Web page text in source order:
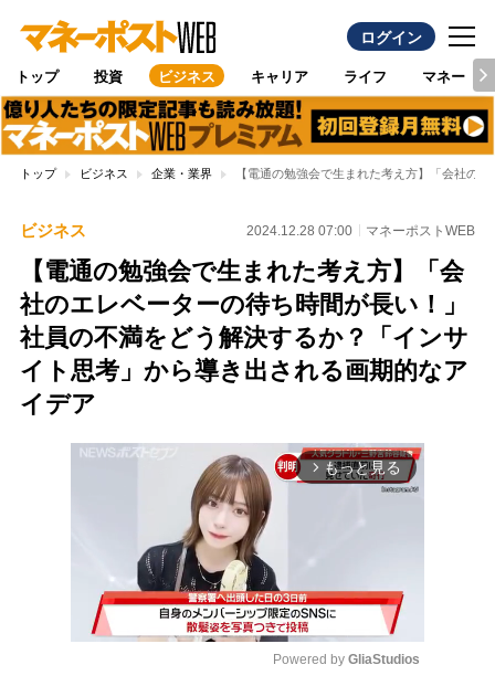
ログイン
トップ 投資 ビジネス キャリア ライフ マネー
トップ ビジネス 企業・業界 【電通の勉強会で生まれた考え方】「会社の
ビジネス 2024.12.28 07:00 マネーポストWEB
【電通の勉強会で生まれた考え方】「会
社のエレベーターの待ち時間が長い！」
社員の不満をどう解決するか？「インサ
イト思考」から導き出される画期的なア
イデア
arrow_forward_ios もっと見る
Powered by GliaStudios